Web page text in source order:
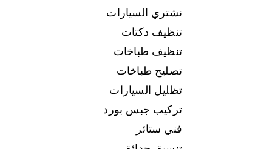
نشتري السيارات
تنظيف دكتات
تنظيف طباخات
تصليح طباخات
تظليل السيارات
تركيب جبس بورد
فني ستائر